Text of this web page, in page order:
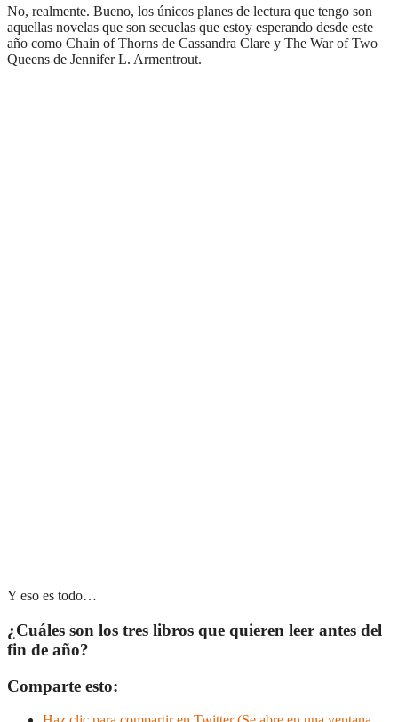
No, realmente. Bueno, los únicos planes de lectura que tengo son
aquellas novelas que son secuelas que estoy esperando desde este
año como Chain of Thorns de Cassandra Clare y The War of Two
Queens de Jennifer L. Armentrout.
Y eso es todo…
¿Cuáles son los tres libros que quieren leer antes del
fin de año?
Comparte esto: